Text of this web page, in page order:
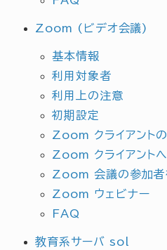
Zoom (ビデオ会議)
基本情報
利用対象者
利用上の注意
初期設定
Zoom クライアントの
Zoom クライアント
Zoom 会議の参加者
Zoom ウェビナー
FAQ
教育系サーバ sol